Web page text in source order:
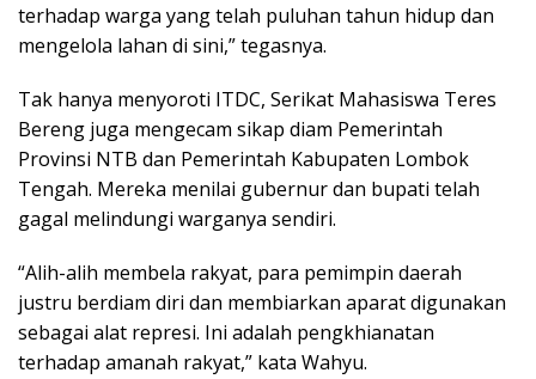
terhadap warga yang telah puluhan tahun hidup dan
mengelola lahan di sini,” tegasnya.
Tak hanya menyoroti ITDC, Serikat Mahasiswa Teres
Bereng juga mengecam sikap diam Pemerintah
Provinsi NTB dan Pemerintah Kabupaten Lombok
Tengah. Mereka menilai gubernur dan bupati telah
gagal melindungi warganya sendiri.
“Alih-alih membela rakyat, para pemimpin daerah
justru berdiam diri dan membiarkan aparat digunakan
sebagai alat represi. Ini adalah pengkhianatan
terhadap amanah rakyat,” kata Wahyu.